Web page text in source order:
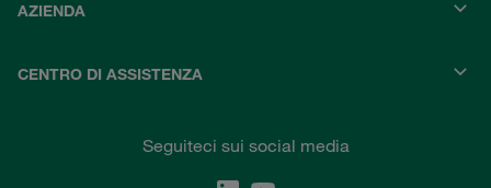
AZIENDA
CENTRO DI ASSISTENZA
Seguiteci sui social media